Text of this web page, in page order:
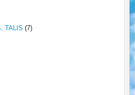
TALIS (7)